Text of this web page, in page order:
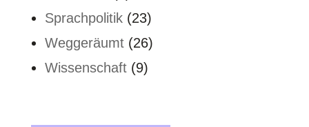
Sprachpolitik(23)
Weggeräumt(26)
Wissenschaft(9)